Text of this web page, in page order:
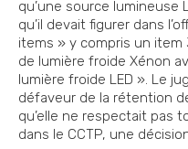
qu’une source lumineuse
qu’il devait figurer dans
items » y compris un
de lumière froide Xénon
lumière froide LED ». Le
défaveur de la rétention
qu’elle ne respectait pas
dans le CCTP, une